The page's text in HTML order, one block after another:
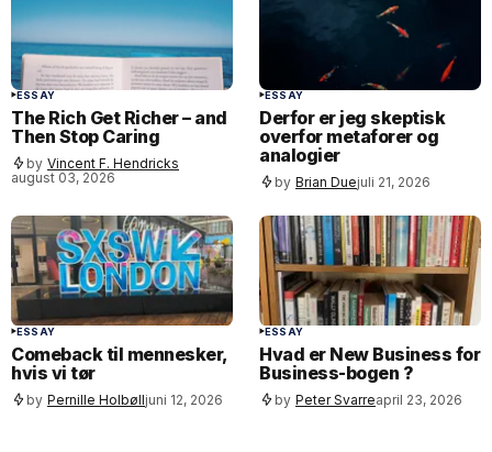
ESSAY
The Rich Get Richer – and
Then Stop Caring
by Vincent F. Hendricks
august 03, 2026
ESSAY
Derfor er jeg skeptisk
overfor metaforer og
analogier
by Brian Duejuli 21, 2026
ESSAY
Comeback til mennesker,
hvis vi tør
by Pernille Holbølljuni 12, 2026
ESSAY
Hvad er New Business for
Business-bogen ?
by Peter Svarreapril 23, 2026